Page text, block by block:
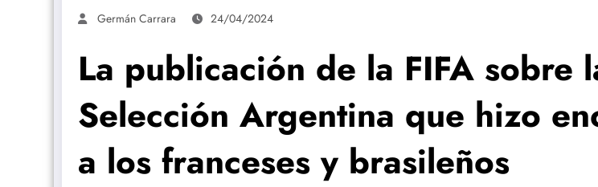
Germán Carrara 24/04/2024
La publicación de la FIFA sobre
Selección Argentina que hizo
a los franceses y brasileños